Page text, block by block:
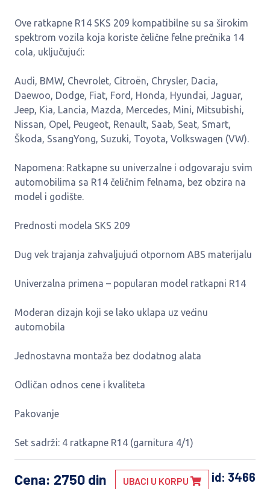
Ove ratkapne R14 SKS 209 kompatibilne su sa širokim
spektrom vozila koja koriste čelične felne prečnika 14
cola, uključujući:
Audi, BMW, Chevrolet, Citroën, Chrysler, Dacia,
Daewoo, Dodge, Fiat, Ford, Honda, Hyundai, Jaguar,
Jeep, Kia, Lancia, Mazda, Mercedes, Mini, Mitsubishi,
Nissan, Opel, Peugeot, Renault, Saab, Seat, Smart,
Škoda, SsangYong, Suzuki, Toyota, Volkswagen (VW).
Napomena: Ratkapne su univerzalne i odgovaraju svim
automobilima sa R14 čeličnim felnama, bez obzira na
model i godište.
Prednosti modela SKS 209
Dug vek trajanja zahvaljujući otpornom ABS materijalu
Univerzalna primena – popularan model ratkapni R14
Moderan dizajn koji se lako uklapa uz većinu
automobila
Jednostavna montaža bez dodatnog alata
Odličan odnos cene i kvaliteta
Pakovanje
Set sadrži: 4 ratkapne R14 (garnitura 4/1)
Cena: 2750 din id: 3466
UBACI U KORPU